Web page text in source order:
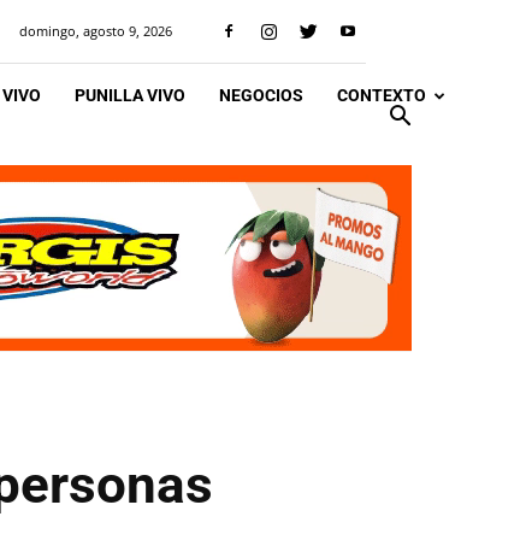
domingo, agosto 9, 2026
PUNILLA VIVO NEGOCIOS CONTEXTO